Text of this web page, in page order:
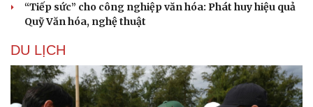
“Tiếp sức” cho công nghiệp văn hóa: Phát huy hiệu quả
Quỹ Văn hóa, nghệ thuật
DU LỊCH